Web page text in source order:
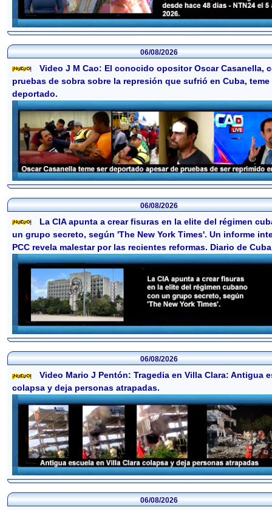
06/08/2026
Video J M Cao: El conocido opositor Oscar Casanella,
pruebas de sobra sobre la represión que sufrió en Cuba, teme
deportado.
06/08/2026
La CIA apunta a crear fisuras en la elite del régimen
un grupo secreto, según 'The New York Times'. Un informe
PCC revela malestar por las recientes reformas. Diario de
06/08/2026
Video Mario J Pentón: Tragedia en Villa Clara: Antigua
colapsa y deja personas atrapadas.
06/08/2026